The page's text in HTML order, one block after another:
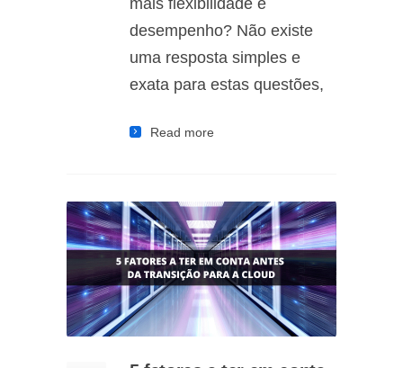
mais flexibilidade e
desempenho? Não existe
uma resposta simples e
exata para estas questões,
Read more